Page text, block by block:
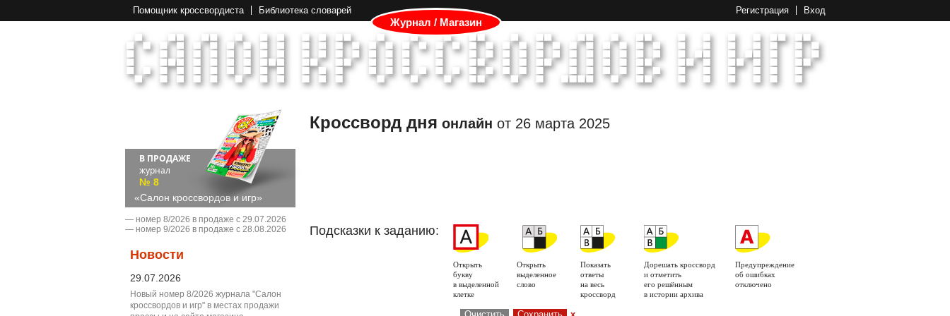
Помощник кроссвордиста Библиотека словарей
Журнал / Магазин
Регистрация Вход
В ПРОДАЖЕ
журнал
№ 8
«Салон кроссвордов и игр»
― номер 8/2026 в продаже с 29.07.2026
― номер 9/2026 в продаже с 28.08.2026
Новости
29.07.2026
Новый номер 8/2026 журнала "Салон
кроссвордов и игр" в местах продажи
Кроссворд дня онлайн от 26 марта 2025
Подсказки к заданию:
Открыть
букву
в выделенной
клетке
Открыть
выделенное
слово
Показать
ответы
на весь
кроссворд
Дорешать кроссворд
и отметить
его решённым
в истории архива
Предупреждение
об ошибках
отключено